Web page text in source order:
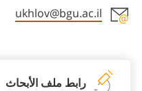
ukhlov@bgu.ac.il
رابط ملف الأبحاث